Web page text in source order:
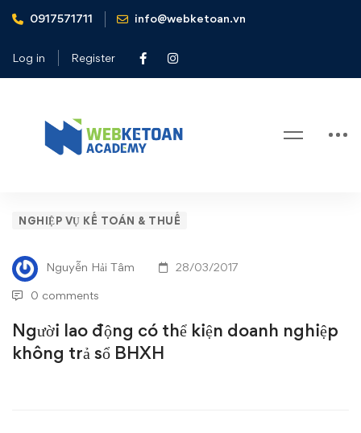
0917571711 info@webketoan.vn
Log in Register
Home
Nghiệp vụ Kế toán & Thuế
BHXH
Người
lao
động
có
thể
NGHIỆP VỤ KẾ TOÁN & THUẾ
Nguyễn Hải Tâm 28/03/2017
0 comments
Người lao động có thể kiện doanh nghiệp
không trả sổ BHXH